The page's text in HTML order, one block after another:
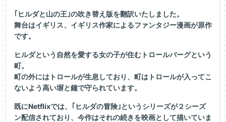
｢ヒルダと山の王｣の吹き替え版を翻訳いたしました。
舞台はイギリス、イギリス作家によるファンタジー漫画が原作
です。
ヒルダという自然を愛する女の子が住むトロールバーグという
町。
町の外にはトロールが生息しており、町はトロールが入ってこ
ないよう高い塀と鐘で守られています。
既にNetflixでは、｢ヒルダの冒険｣というシリーズが２シーズ
ン配信されており、今作はそれの続きを映画として描いていま